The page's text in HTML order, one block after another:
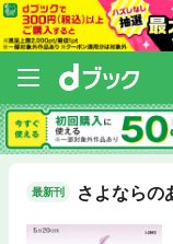
最新刊 さよならの